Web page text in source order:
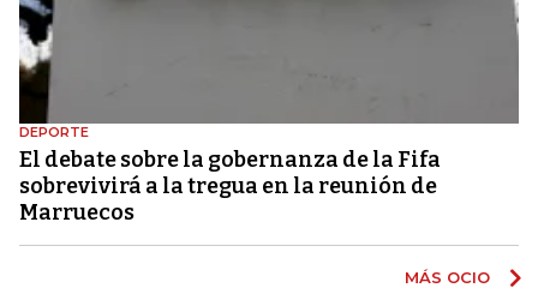
DEPORTE
El debate sobre la gobernanza de la Fifa
sobrevivirá a la tregua en la reunión de
Marruecos
MÁS OCIO